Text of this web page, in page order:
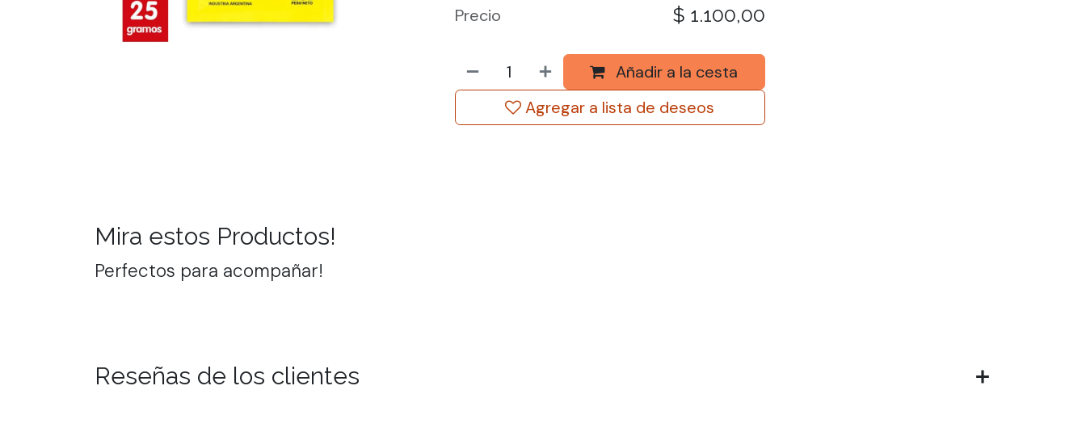
Añadir a la cesta
Agregar a lista de deseos
Precio $ 1.100,00
Mira estos Productos!
Perfectos para acompañar!
Reseñas de los clientes